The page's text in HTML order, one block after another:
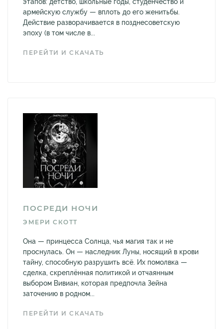
армейскую службу — вплоть до его женитьбы.
Действие разворачивается в позднесоветскую
эпоху (в том числе в...
ПЕРЕЙТИ И СКАЧАТЬ
ПОСРЕДИ НОЧИ
ЭМЕРИ СКОТТ
Она — принцесса Солнца, чья магия так и не
проснулась. Он — наследник Луны, носящий в крови
тайну, способную разрушить всё. Их помолвка —
сделка, скреплённая политикой и отчаянным
выбором Вивиан, которая предпочла Зейна
заточению в родном...
ПЕРЕЙТИ И СКАЧАТЬ